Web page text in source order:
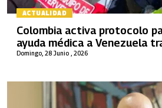
ACTUALIDAD
Domingo, 28 Junio , 2026
Colombia activa protocolo
ayuda médica a Venezuela